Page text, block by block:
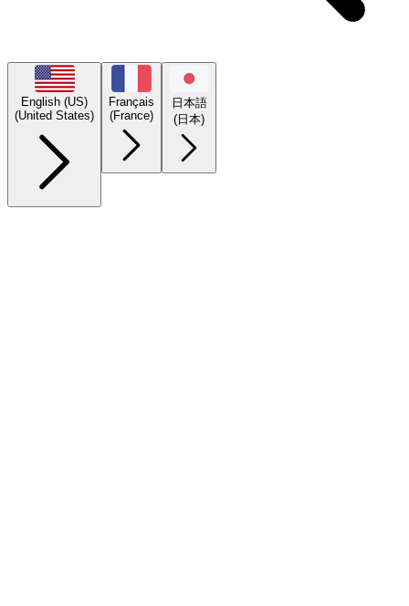
English (US)
(United States)
Français
(France)
日本語
(日本)